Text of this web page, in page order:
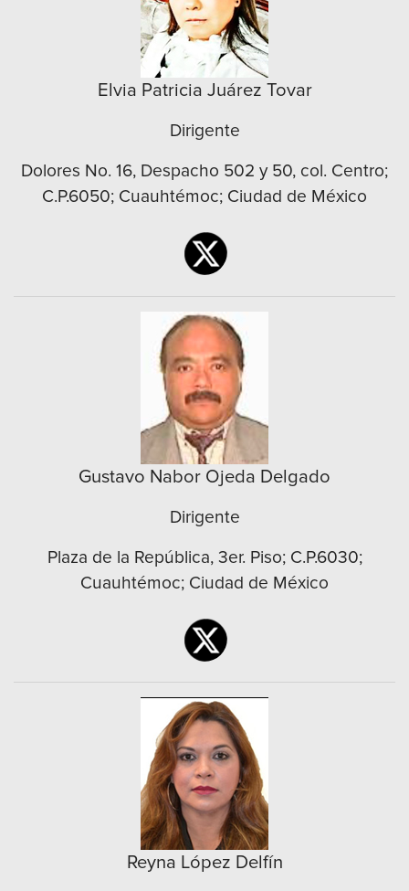
Elvia Patricia Juárez Tovar
Dirigente
Dolores No. 16, Despacho 502 y 50, col. Centro;
C.P.6050; Cuauhtémoc; Ciudad de México
Gustavo Nabor Ojeda Delgado
Dirigente
Plaza de la República, 3er. Piso; C.P.6030;
Cuauhtémoc; Ciudad de México
Reyna López Delfín